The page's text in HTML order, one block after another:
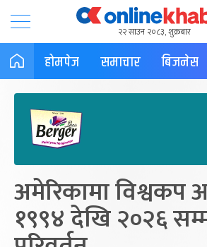
२२ साउन २०८३, शुक्रबार
होमपेज समाचार बिजनेस
अमेरिकामा विश्वकप
१९९४ देखि २०२६